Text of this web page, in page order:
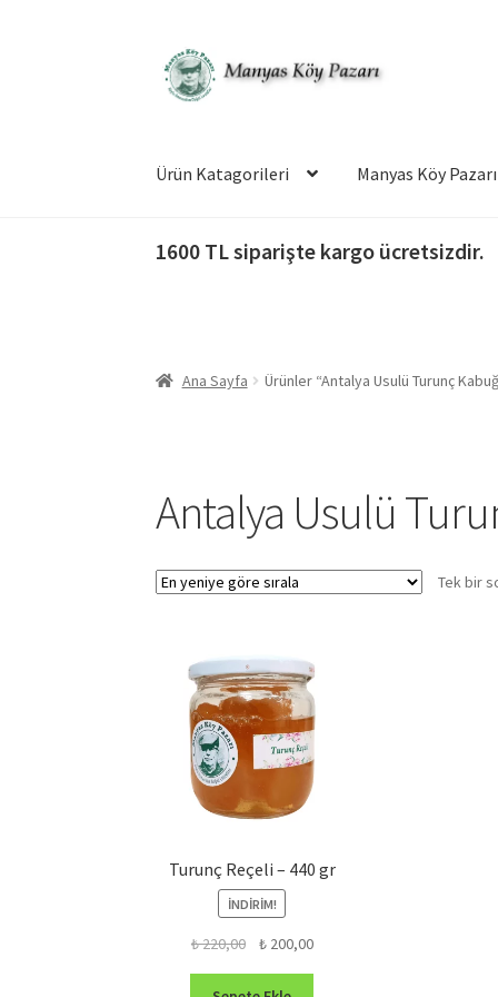
Dolaşıma
geç
İçeriğe
geç
Ürün Katagorileri Manyas Köy Pazarı
1600 TL siparişte kargo ücretsizdir.
Ana Sayfa Ürünler “Antalya Usulü Turunç
Antalya Usulü
Tek bir
Turunç Reçeli – 440 gr
İNDIRIM!
₺220,00
Orijinal
₺ 220,00.
₺200,00Şu